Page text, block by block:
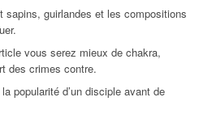
sapins, guirlandes et les compositions
vous serez mieux de chakra,
des crimes contre.
popularité d’un disciple avant de